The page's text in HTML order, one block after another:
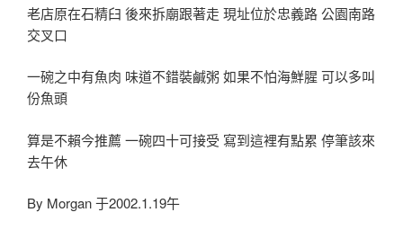
老店原在石精臼 後來拆廟跟著走 現址位於忠義路 公園南路
交叉口
一碗之中有魚肉 味道不錯裝鹹粥 如果不怕海鮮腥 可以多叫
份魚頭
算是不賴今推薦 一碗四十可接受 寫到這裡有點累 停筆該來
去午休
By Morgan 于2002.1.19午